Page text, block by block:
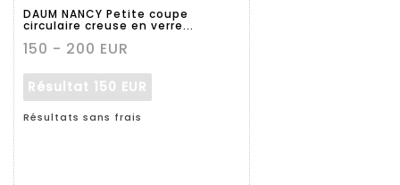
détaillée
DAUM NANCY Petite coupe
circulaire creuse en verre...
150 - 200 EUR
Résultat 150 EUR
Résultats sans frais